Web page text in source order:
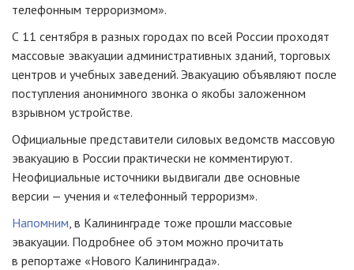
телефонным терроризмом».
С 11 сентября в разных городах по всей России проходят
массовые эвакуации административных зданий, торговых
центров и учебных заведений. Эвакуацию объявляют после
поступления анонимного звонка о якобы заложенном
взрывном устройстве.
Официальные представители силовых ведомств массовую
эвакуацию в России практически не комментируют.
Неофициальные источники выдвигали две основные
версии — учения и «телефонный терроризм».
Напомним, в Калининграде тоже прошли массовые
эвакуации. Подробнее об этом можно прочитать
в репортаже «Нового Калининграда».